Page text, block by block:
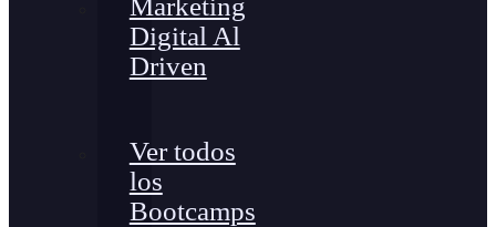
Marketing
Digital Al
Driven
Ver todos
los
Bootcamps